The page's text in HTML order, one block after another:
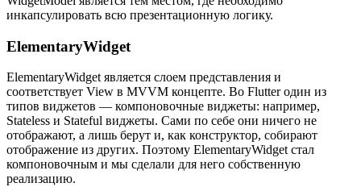
инкапсулировать всю презентационную логику.
ElementaryWidget
ElementaryWidget является слоем представления и
соответствует View в MVVM концепте. Во Flutter один из
типов виджетов — компоновочные виджеты: например,
Stateless и Stateful виджеты. Сами по себе они ничего не
отображают, а лишь берут и, как конструктор, собирают
отображение из других. Поэтому ElementaryWidget стал
компоновочным и мы сделали для него собственную
реализацию.